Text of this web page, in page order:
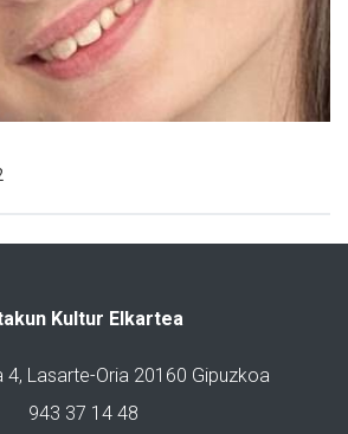
Kultur Elkartea
4, Lasarte-Oria 20160 Gipuzkoa
943 37 14 48